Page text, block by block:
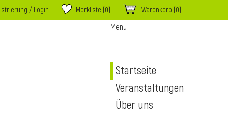
/ Login Merkliste (0) Warenkorb (0)
Menu
Startseite
Veranstaltungen
Über uns